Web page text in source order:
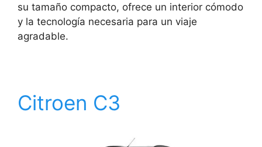
su tamaño compacto, ofrece un interior cómodo
y la tecnología necesaria para un viaje
agradable.
Citroen C3